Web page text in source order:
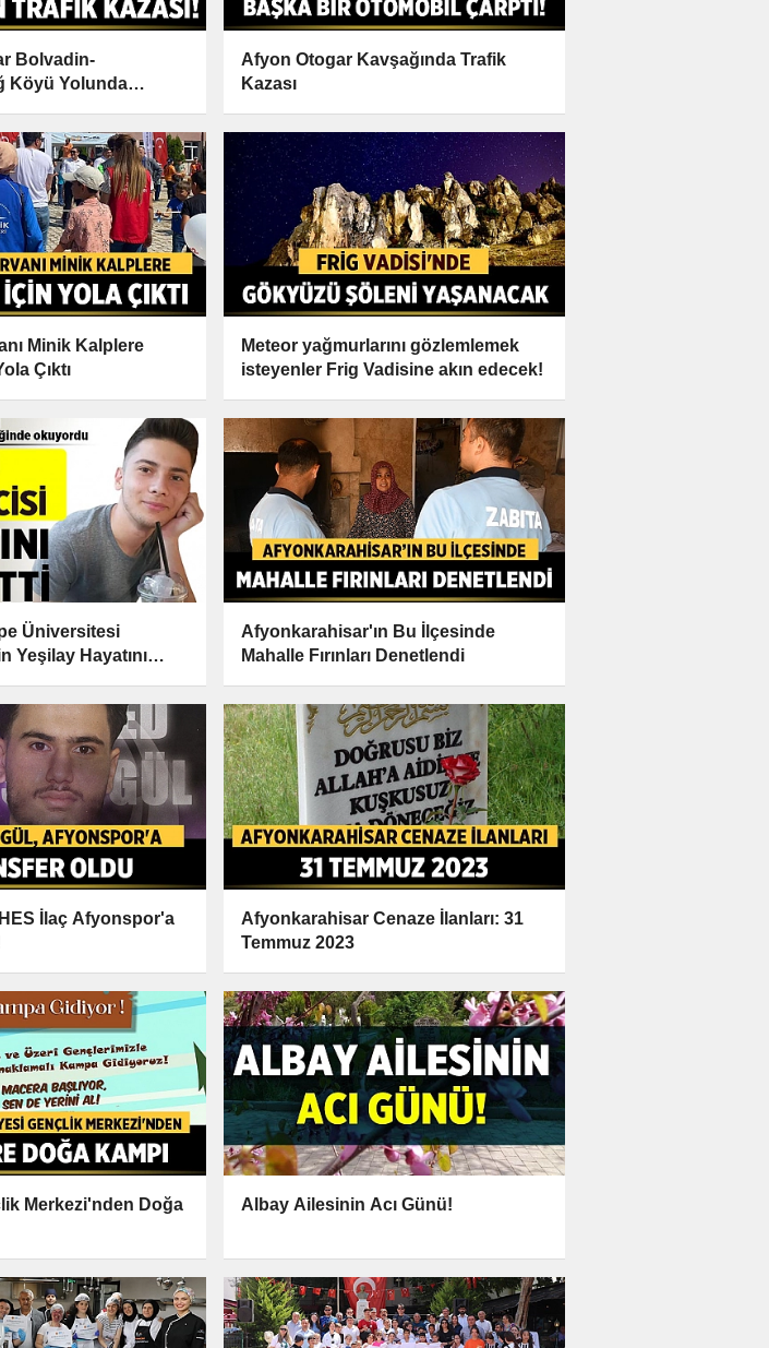
Bolvadin-
Köyü Yolunda
Afyon Otogar Kavşağında Trafik
Kazası
Minik Kalplere
Çıktı
Meteor yağmurlarını gözlemlemek
isteyenler Frig Vadisine akın edecek!
Üniversitesi
Yeşilay Hayatını
Afyonkarahisar'ın Bu İlçesinde
Mahalle Fırınları Denetlendi
İlaç Afyonspor'a
Afyonkarahisar Cenaze İlanları: 31
Temmuz 2023
Merkezi'nden Doğa
Albay Ailesinin Acı Günü!